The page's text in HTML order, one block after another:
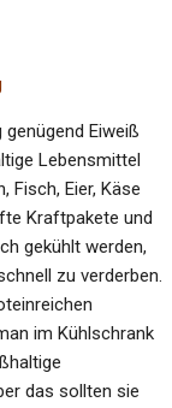
Eiweiß
Lebensmittel
Fisch, Eier, Käse
Kraftpakete und
gekühlt werden,
zu verderben.
im Kühlschrank
das sollten sie